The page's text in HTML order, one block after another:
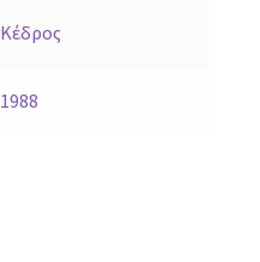
Κέδρος
1988